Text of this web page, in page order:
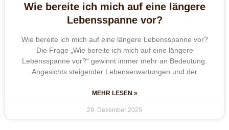
Wie bereite ich mich auf eine längere
Lebensspanne vor?
Wie bereite ich mich auf eine längere Lebensspanne vor?
Die Frage „Wie bereite ich mich auf eine längere
Lebensspanne vor?“ gewinnt immer mehr an Bedeutung.
Angesichts steigender Lebenserwartungen und der
MEHR LESEN »
29. Dezember 2025